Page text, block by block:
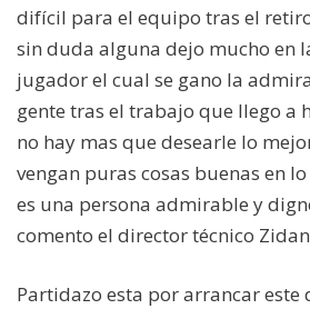
difícil para el equipo tras el
sin duda alguna dejo mucho en
jugador el cual se gano la
gente tras el trabajo que llego a
no hay mas que desearle lo
vengan puras cosas buenas en
es una persona admirable y
comento el director técnico
Partidazo esta por arrancar este